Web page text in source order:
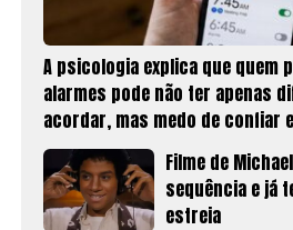
A psicologia explica que quem
alarmes pode não ter apenas
acordar, mas medo de confiar
Filme de
sequência e já
estreia